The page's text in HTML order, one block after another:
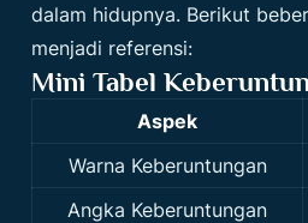
dalam hidupnya. Berikut
menjadi referensi:
Mini Tabel
Aspek
Warna Keberuntungan
Angka Keberuntungan